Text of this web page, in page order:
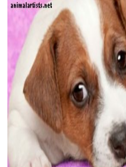
ΣΚΎΛΟΙ
48 Κοινά προβλήματα
βρέθηκαν στο Jack
Terriers
9,2026